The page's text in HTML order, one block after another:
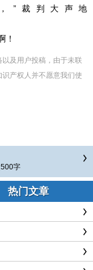
”裁判大声地
！
及用户投稿，由于未联
产权人并不愿意我们使
字
热门文章